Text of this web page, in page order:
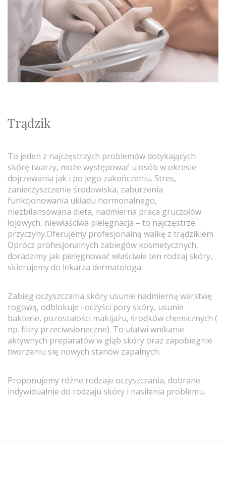
Trądzik
To jeden z najczęstrzych problemów dotykających
skórę twarzy, może występować u osób w okresie
dojrzewania jak i po jego zakończeniu. Stres,
zanieczyszczenie środowiska, zaburzenia
funkcjonowania układu hormonalnego,
niezbilansowana dieta, nadmierna praca gruczołów
łojowych, niewłaściwa pielęgnacja – to najczęstrze
przyczyny.Oferujemy profesjonalną walkę z trądzikiem.
Oprócz profesjonalnych zabiegów kosmetycznych,
doradzimy jak pielęgnować właściwie ten rodzaj skóry,
skierujemy do lekarza dermatologa.
Zabieg oczyszczania skóry usunie nadmierną warstwę
rogową, odblokuje i oczyści pory skóry, usunie
bakterie, pozostałości makijażu, środków chemicznych (
np. filtry przeciwsłoneczne). To ułatwi wnikanie
aktywnych preparatów w głąb skóry oraz zapobiegnie
tworzeniu się nowych stanów zapalnych.
Proponujemy różne rodzaje oczyszczania, dobrane
indywidualnie do rodzaju skóry i nasilenia problemu.